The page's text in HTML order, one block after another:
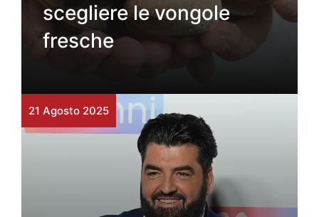
scegliere le vongole
fresche
21 Agosto 2025